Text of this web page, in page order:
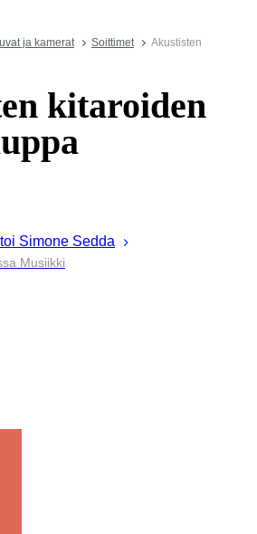
ja kamerat Soittimet
Akustisten
kitaroiden
Simone Sedda
Musiikki